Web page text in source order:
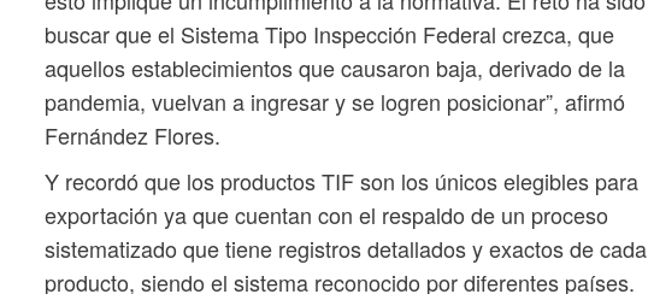
buscar que el Sistema Tipo Inspección Federal crezca, que
aquellos establecimientos que causaron baja, derivado de la
pandemia, vuelvan a ingresar y se logren posicionar”, afirmó
Fernández Flores.
Y recordó que los productos TIF son los únicos elegibles para
exportación ya que cuentan con el respaldo de un proceso
sistematizado que tiene registros detallados y exactos de cada
producto, siendo el sistema reconocido por diferentes países.